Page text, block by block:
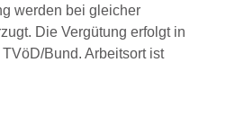
werden bei gleicher
Die Vergütung erfolgt in
Bund. Arbeitsort ist